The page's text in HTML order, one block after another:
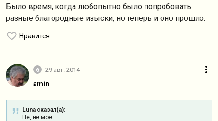
Было время, когда любопытно было попробовать
разные благородные изыски, но теперь и оно прошло.
Нравится
6 29 авг. 2014
amin
Luna сказал(а):
Не, не моё